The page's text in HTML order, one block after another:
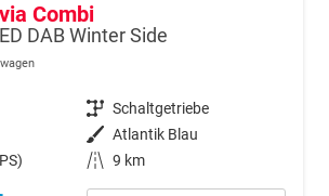
Combi
DAB Winter Side
Getriebe Schaltgetriebe
Außenfarbe Atlantik Blau
Kilometerstand 9 km